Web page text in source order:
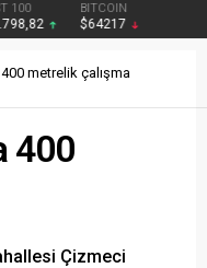
100 BITCOIN
$64217
metrelik çalışma
400
Çizmeci